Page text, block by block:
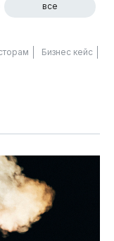
все
Бизнес кейс